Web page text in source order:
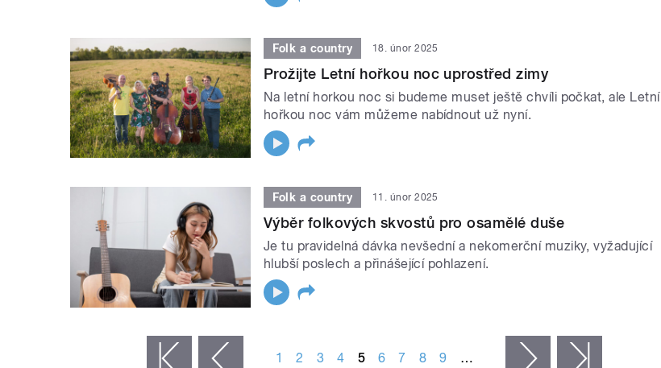
Folk a country 18. únor 2025
Prožijte Letní hořkou noc uprostřed zimy
Na letní horkou noc si budeme muset ještě chvíli počkat, ale Letní
hořkou noc vám můžeme nabídnout už nyní.
Folk a country 11. únor 2025
Výběr folkových skvostů pro osamělé duše
Je tu pravidelná dávka nevšední a nekomerční muziky, vyžadující
hlubší poslech a přinášející pohlazení.
‹ předchozí 1 2 3 4 5 6 7 8 9 … následující ›